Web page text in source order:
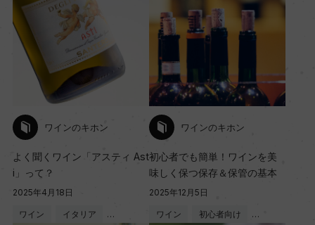
ワインのキホン
よく聞くワイン「アスティ Ast
i」って？
2025年4月18日
ワイン イタリア …
ワインのキホン
初心者でも簡単！ワインを美
味しく保つ保存＆保管の基本
2025年12月5日
ワイン 初心者向け …